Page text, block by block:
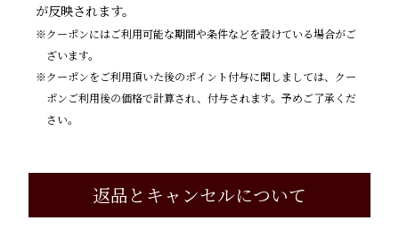
が反映されます。
クーポンにはご利用可能な期間や条件などを設けている場合がご
ざいます。
クーポンをご利用頂いた後のポイント付与に関しましては、クー
ポンご利用後の価格で計算され、付与されます。予めご了承くだ
さい。
返品とキャンセルについて